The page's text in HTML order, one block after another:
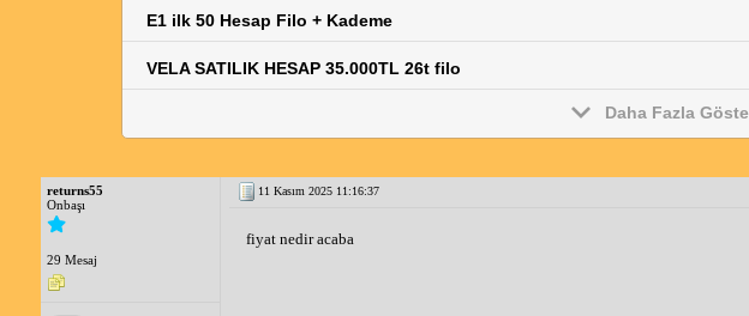
E1 ilk 50 Hesap Filo + Kademe
VELA SATILIK HESAP 35.000TL 26t filo
Daha Fazla
returns55
Onbaşı
29 Mesaj
11 Kasım 2025 11:16:37
fiyat nedir acaba